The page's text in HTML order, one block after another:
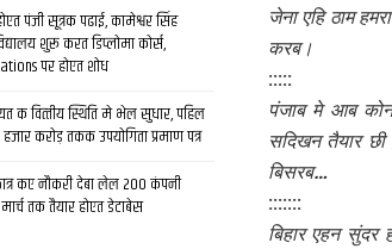
जेना एहि ठाम
करब।
:::::
पंजाब मे आब
सदिखन तैयार
बिसरब…
:::::::
बिहार एहन
पंजी सूत्रक पढाई, कामेश्वर सिंह
शुरू करत डिप्लोमा कोर्स,
पर होएत शोध
क वित्‍तीय स्थिति मे भेल सुधार, पहिल
करोड़ तकक उपयोगिता प्रमाण पत्र
कए नौकरी देबा लेल 200 कंपनी
तक तैयार होएत डेटाबेस